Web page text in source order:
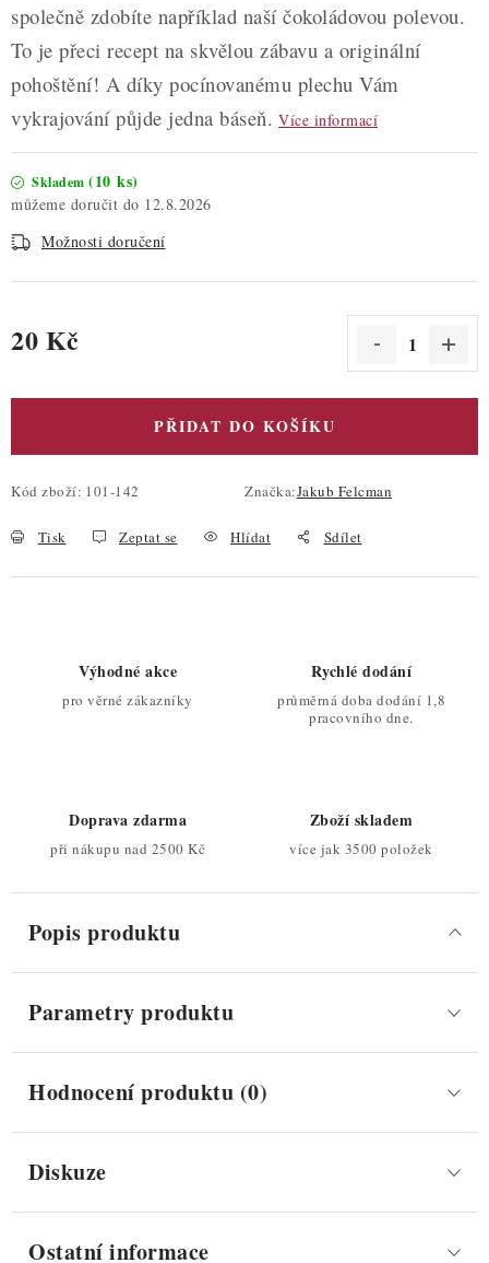
společně zdobíte například naší čokoládovou polevou.
To je přeci recept na skvělou zábavu a originální
pohoštění! A díky pocínovanému plechu Vám
vykrajování půjde jedna báseň. Více informací
Skladem (10 ks)
12.8.2026
Možnosti doručení
20 Kč
PŘIDAT DO KOŠÍKU
Kód zboží: 101-142 Značka:Jakub Felcman
Tisk Zeptat se Hlídat Sdílet
Výhodné akce
pro věrné zákazníky
Rychlé dodání
průměrná doba dodání 1,8
pracovního dne.
Doprava zdarma
při nákupu nad 2500 Kč
Zboží skladem
více jak 3500 položek
Popis produktu
Parametry produktu
Hodnocení produktu (0)
Diskuze
Ostatní informace